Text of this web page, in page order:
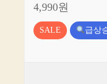
4,990원
SALE 급상